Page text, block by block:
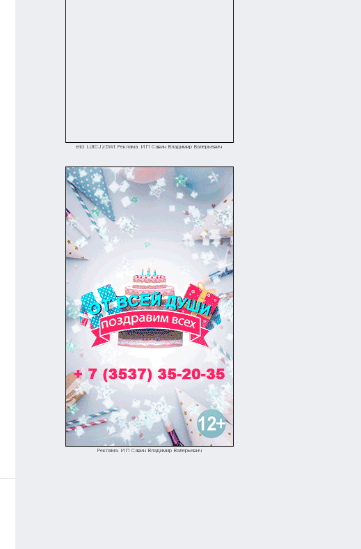
erid: LdtCJzDWt Реклама. ИП Савин Владимир Валерьевич
Реклама. ИП Савин Владимир Валерьевич